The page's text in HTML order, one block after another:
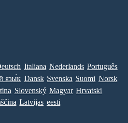
Italiana Nederlands Português
язы́к Dansk Svenska Suomi Norsk
Slovenský Magyar Hrvatski
Latvijas eesti